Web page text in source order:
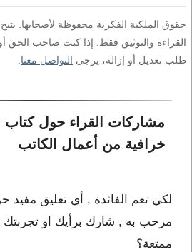
حقوق الملكية الفكرية محفوظة لأصحابها.
القراءة والتوثيق فقط. إذا كنت صاحب الحق
طلب تعديل أو إزالة، يرجى التواصل معنا
مشاركات القراء حول
خرافية من أعمال الكاتب
لكي تعم الفائدة , أي تعليق مفيد
مرحب به , شارك برأيك او تجربتك
ممتعة؟